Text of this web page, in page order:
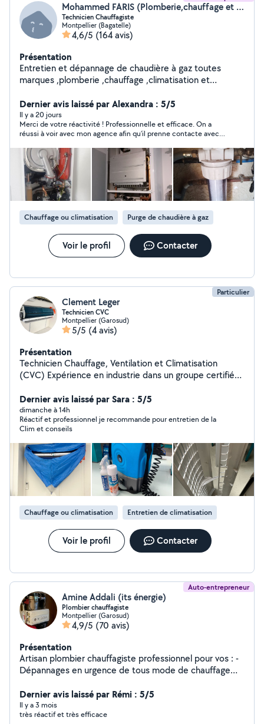
Mohammed FARIS (Plomberie,chauffage et climatisation)
Technicien Chauffagiste
Montpellier (Bagatelle)
4,6/5 (164 avis)
Présentation
Entretien et dépannage de chaudière à gaz toutes
marques ,plomberie ,chauffage ,climatisation et
Dernier avis laissé par Alexandra : 5/5
Il y a 20 jours
Merci de votre réactivité ! Professionnelle et efficace. On a
réussi à voir avec mon agence afin qu’il prenne contacte avec
Chauffage ou climatisation Purge de chaudière à gaz
Voir le profil Contacter
Particulier
Clement Leger
Technicien CVC
Montpellier (Garosud)
5/5 (4 avis)
Présentation
Technicien Chauffage, Ventilation et Climatisation
(CVC) Expérience en industrie dans un groupe certifié
matériel professionnel pour un nettoyage en profondeur
et efficace Objectif : améliorer la performance de vos
installations, prolonger leur durée de vie et garantir un
air plus sain. Contactez-moi pour le nettoyage de vos
systèmes de climatisation.
Dernier avis laissé par Sara : 5/5
dimanche à 14h
Réactif et professionnel je recommande pour entretien de la
Clim et conseils
Chauffage ou climatisation Entretien de climatisation
Voir le profil Contacter
Auto-entrepreneur
Amine Addali (its énergie)
Plombier chauffagiste
Montpellier (Garosud)
4,9/5 (70 avis)
Présentation
Artisan plombier chauffagiste professionnel pour vos : -
Dépannages en urgence de tous mode de chauffage
remplacement à neuf chaudière (chaudière gaz,
chaudière , climatisation réversible ) Installation toutes
marques de climatisation ,plomberie : Installation,
Dernier avis laissé par Rémi : 5/5
Il y a 3 mois
très réactif et très efficace